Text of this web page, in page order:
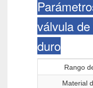
válvula
duro
Rango
Material